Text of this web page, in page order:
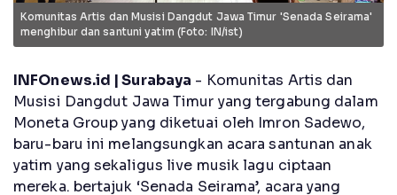
Komunitas Artis dan Musisi Dangdut Jawa Timur 'Senada Seirama'
menghibur dan santuni yatim (Foto: IN/ist)
INFOnews.id | Surabaya - Komunitas Artis dan
Musisi Dangdut Jawa Timur yang tergabung dalam
Moneta Group yang diketuai oleh Imron Sadewo,
baru-baru ini melangsungkan acara santunan anak
yatim yang sekaligus live musik lagu ciptaan
mereka. bertajuk ‘Senada Seirama’, acara yang